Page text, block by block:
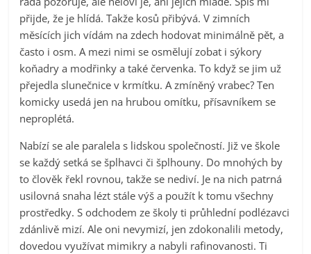
přijde, že je hlídá. Takže kosů přibývá. V zimních
měsících jich vídám na zdech hodovat minimálně pět, a
často i osm. A mezi nimi se osmělují zobat i sýkory
koňadry a modřinky a také červenka. To když se jim už
přejedla slunečnice v krmítku. A zmíněný vrabec? Ten
komicky usedá jen na hrubou omítku, přísavníkem se
neproplétá.
Nabízí se ale paralela s lidskou společností. Již ve škole
se každý setká se šplhavci či šplhouny. Do mnohých by
to člověk řekl rovnou, takže se nediví. Je na nich patrná
usilovná snaha lézt stále výš a použít k tomu všechny
prostředky. S odchodem ze školy ti průhlední podlézavci
zdánlivě mizí. Ale oni nevymizí, jen zdokonalili metody,
dovedou využívat mimikry a nabyli rafinovanosti. Ti